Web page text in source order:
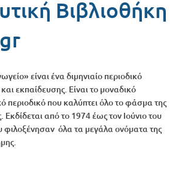
Βιβλιοθήκη
είναι ένα διμηνιαίο περιοδικό
εκπαίδευσης. Είναι το μοναδικό
περιοδικό που καλύπτει όλο το φάσμα της
από το 1974 έως τον Ιούνιο του
φιλοξένησαν όλα τα μεγάλα ονόματα της